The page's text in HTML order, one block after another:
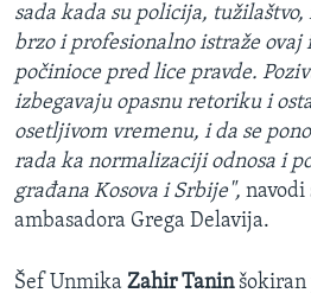
sada kada su policija,
brzo i profesionalno istraže ovaj
počinioce pred lice pravde.
izbegavaju opasnu retoriku i
osetljivom vremenu, i da se
rada ka normalizaciji odnosa i
građana Kosova i Srbije", navodi
ambasadora Grega Delavija.
Šef Unmika Zahir Taninšokiran